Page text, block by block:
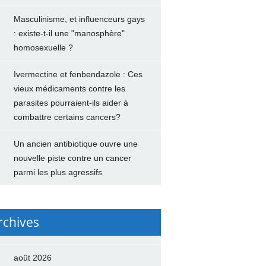
Masculinisme, et influenceurs gays
: existe-t-il une "manosphère"
homosexuelle ?
Ivermectine et fenbendazole : Ces
vieux médicaments contre les
parasites pourraient-ils aider à
combattre certains cancers?
Un ancien antibiotique ouvre une
nouvelle piste contre un cancer
parmi les plus agressifs
août 2026